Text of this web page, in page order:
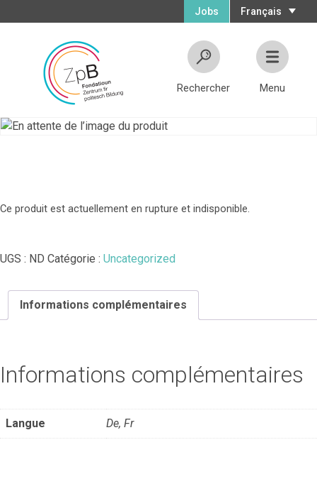
Français
Jobs
Rechercher Menu
Ce produit est actuellement en rupture et indisponible.
UGS : ND Catégorie : Uncategorized
Informations complémentaires
Informations complémentaires
Langue De, Fr